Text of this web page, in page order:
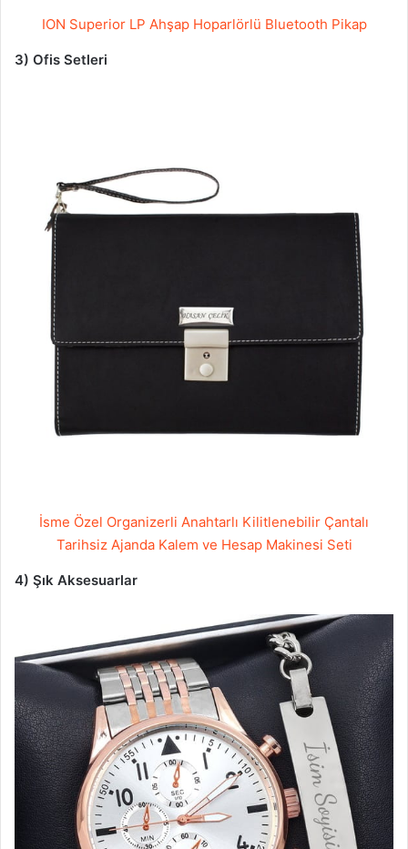
ION Superior LP Ahşap Hoparlörlü Bluetooth Pikap
3) Ofis Setleri
İsme Özel Organizerli Anahtarlı Kilitlenebilir Çantalı
Tarihsiz Ajanda Kalem ve Hesap Makinesi Seti
4) Şık Aksesuarlar